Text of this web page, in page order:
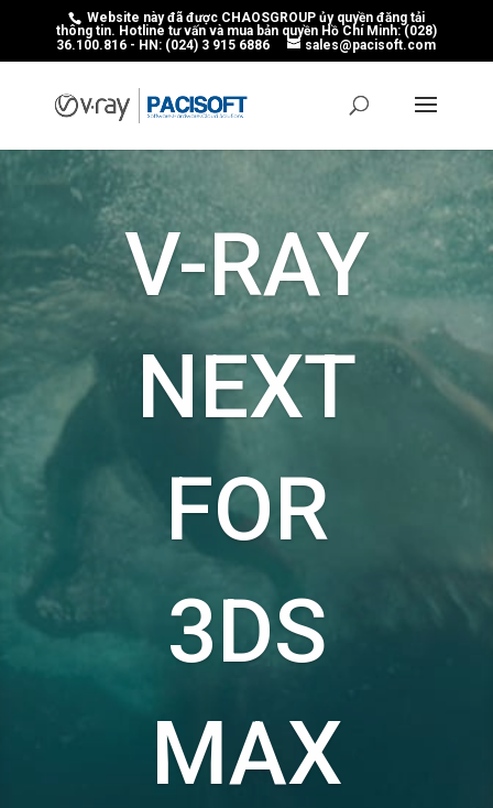
Website này đã được CHAOSGROUP ủy quyền đăng tải
thông tin. Hotline tư vấn và mua bản quyền Hồ Chí Minh: (028)
36.100.816 - HN: (024) 3 915 6886
sales@pacisoft.com
V-RAY
NEXT
FOR
3DS
MAX